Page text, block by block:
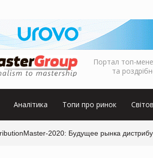
Портал топ-
та
Аналітика Топи про ринок
2020: Будущее рынка